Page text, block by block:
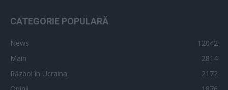
CATEGORIE POPULARĂ
News
12042
Main
2814
Război în Ucraina
2172